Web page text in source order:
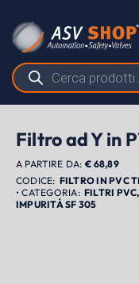
contenuto
Ricerca
prodotti
Filtro ad Y in
A PARTIRE DA: € 68,89
FILTRO IN PVC
FILTRI
IMPURITÀ SF 305